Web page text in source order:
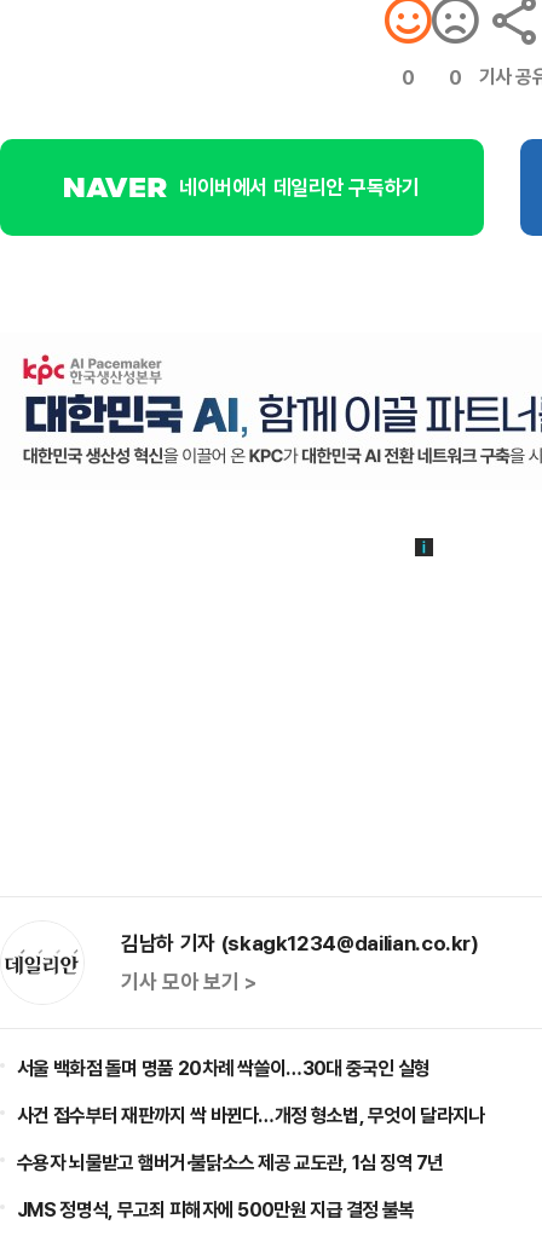
0 0 기사 공
네이버에서 데일리안 구독하기
김남하 기자 (skagk1234@dailian.co.kr)
기사 모아 보기 >
서울 백화점 돌며 명품 20차례 싹쓸이…30대 중국인 실형
사건 접수부터 재판까지 싹 바뀐다…개정 형소법, 무엇이 달라지나
수용자 뇌물받고 햄버거·불닭소스 제공 교도관, 1심 징역 7년
JMS 정명석, 무고죄 피해자에 500만원 지급 결정 불복